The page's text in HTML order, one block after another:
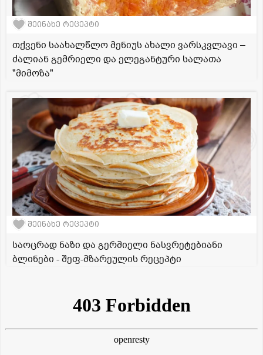
შეინახე რეცეპტი
თქვენი საახალწლო მენიუს ახალი ვარსკვლავი –
ძალიან გემრიელი და ელეგანტური სალათა
"მიმოზა"
შეინახე რეცეპტი
საოცრად ნაზი და გერმიელი ნასვრეტებიანი
ბლინები - შეფ-მზარეულის რეცეპტი